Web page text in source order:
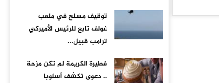
توقيف مسلح في ملعب
غولف تابع للرئيس الأميركي
ترامب قبيل...
فطيرة الكريمة لم تكن مزحة
.. دعوى تكشف أسلوبا